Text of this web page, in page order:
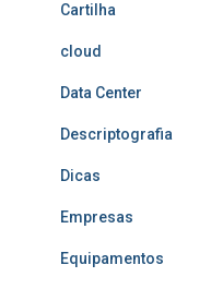
Cartilha
cloud
Data Center
Descriptografia
Dicas
Empresas
Equipamentos